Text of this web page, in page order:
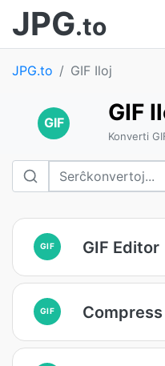
JPG.to
JPG.to GIF Iloj
GIF GIF
Konverti
GIF GIF Editor
GIF Compress